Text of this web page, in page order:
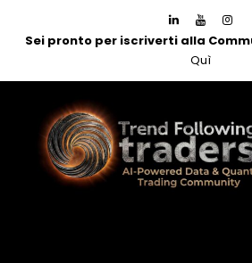
Sei pronto per iscriverti alla
Quì